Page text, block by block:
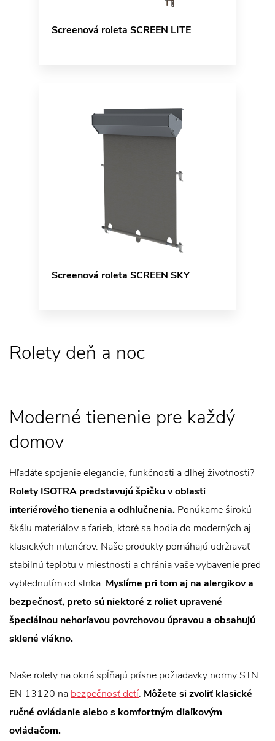
Screenová roleta SCREEN LITE
Screenová roleta SCREEN SKY
Rolety deň a noc
Moderné tienenie pre každý
domov
Hľadáte spojenie elegancie, funkčnosti a dlhej životnosti?
Rolety ISOTRA predstavujú špičku v oblasti
interiérového tienenia a odhlučnenia. Ponúkame širokú
škálu materiálov a farieb, ktoré sa hodia do moderných aj
klasických interiérov. Naše produkty pomáhajú udržiavať
stabilnú teplotu v miestnosti a chránia vaše vybavenie pred
vyblednutím od slnka. Myslíme pri tom aj na alergikov a
bezpečnosť, preto sú niektoré z roliet upravené
špeciálnou nehorľavou povrchovou úpravou a obsahujú
sklené vlákno.
Naše rolety na okná spĺňajú prísne požiadavky normy STN
EN 13120 na bezpečnosť detí. Môžete si zvoliť klasické
ručné ovládanie alebo s komfortným diaľkovým
ovládačom.